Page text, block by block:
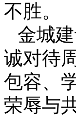
不胜。
金城
诚对待
包容、
荣辱与共